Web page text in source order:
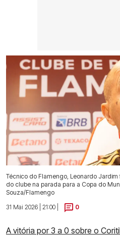
Técnico do Flamengo, Leonardo
do clube na parada para a Copa do
Souza/Flamengo
31 Mai 2026 | 21:00 |
0
A vitória por 3 a 0 sobre o